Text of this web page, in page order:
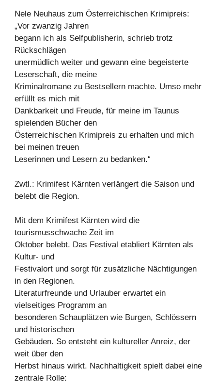
Nele Neuhaus zum Österreichischen Krimipreis:
„Vor zwanzig Jahren
begann ich als Selfpublisherin, schrieb trotz
Rückschlägen
unermüdlich weiter und gewann eine begeisterte
Leserschaft, die meine
Kriminalromane zu Bestsellern machte. Umso mehr
erfüllt es mich mit
Dankbarkeit und Freude, für meine im Taunus
spielenden Bücher den
Österreichischen Krimipreis zu erhalten und mich
bei meinen treuen
Leserinnen und Lesern zu bedanken.“
Zwtl.: Krimifest Kärnten verlängert die Saison und
belebt die Region.
Mit dem Krimifest Kärnten wird die
tourismusschwache Zeit im
Oktober belebt. Das Festival etabliert Kärnten als
Kultur- und
Festivalort und sorgt für zusätzliche Nächtigungen
in den Regionen.
Literaturfreunde und Urlauber erwartet ein
vielseitiges Programm an
besonderen Schauplätzen wie Burgen, Schlössern
und historischen
Gebäuden. So entsteht ein kultureller Anreiz, der
weit über den
Herbst hinaus wirkt. Nachhaltigkeit spielt dabei eine
zentrale Rolle: